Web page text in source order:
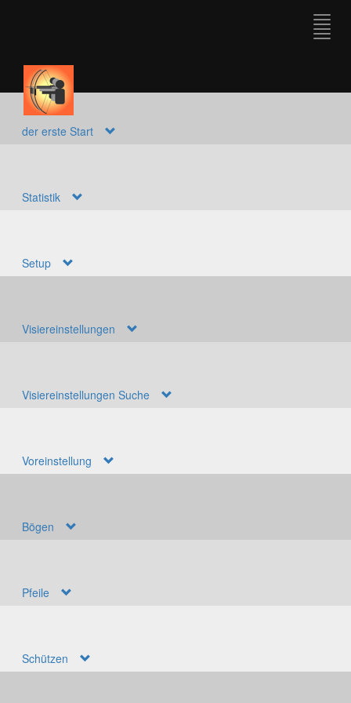
der erste Start
Statistik
Setup
Visiereinstellungen
Visiereinstellungen Suche
Voreinstellung
Bögen
Pfeile
Schützen